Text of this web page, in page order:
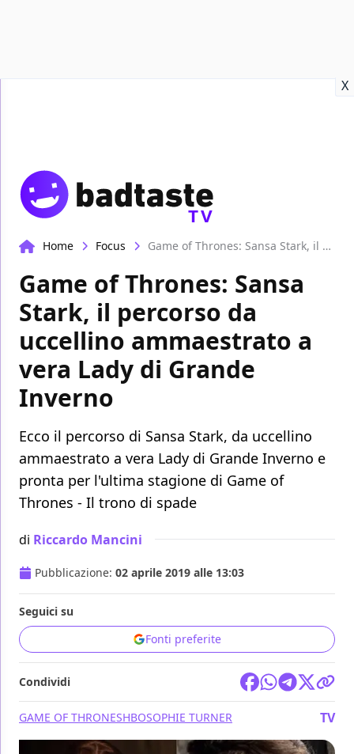
X
TV
Home Focus Game of Thrones: Sansa Stark, il percorso da uccellino ammaestrato a vera Lady di Grande Inverno
Game of Thrones: Sansa
Stark, il percorso da
uccellino ammaestrato a
vera Lady di Grande
Inverno
Ecco il percorso di Sansa Stark, da uccellino
ammaestrato a vera Lady di Grande Inverno e
pronta per l'ultima stagione di Game of
Thrones - Il trono di spade
di Riccardo Mancini
Pubblicazione: 02 aprile 2019 alle 13:03
Seguici su
Fonti preferite
Condividi
GAME OF THRONESHBOSOPHIE TURNER TV